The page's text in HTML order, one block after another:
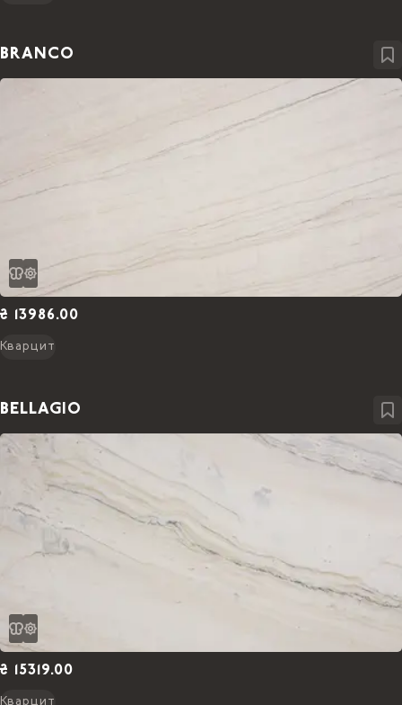
BRANCO
₴ 13986.00
Кварцит
BELLAGIO
₴ 15319.00
Кварцит